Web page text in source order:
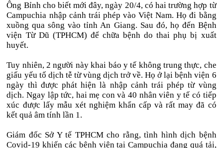
Ông Bỉnh cho biết mới đây, ngày 20/4, có hai trường hợp từ
Campuchia nhập cảnh trái phép vào Việt Nam. Họ đi bằng
xuồng qua sông vào tỉnh An Giang. Sau đó, họ đến Bệnh
viện Từ Dũ (TPHCM) để chữa bệnh do thai phụ bị xuất
huyết.
Tuy nhiên, 2 người này khai báo y tế không trung thực, che
giấu yếu tố dịch tễ từ vùng dịch trở về. Họ ở lại bệnh viện 6
ngày thì được phát hiện là nhập cảnh trái phép từ vùng
dịch. Ngay lập tức, hai mẹ con và 40 nhân viên y tế có tiếp
xúc được lấy mẫu xét nghiệm khẩn cấp và rất may đã có
kết quả âm tính lần 1.
Giám đốc Sở Y tế TPHCM cho rằng, tình hình dịch bệnh
Covid-19 khiến các bệnh viện tại Campuchia đang quá tải,